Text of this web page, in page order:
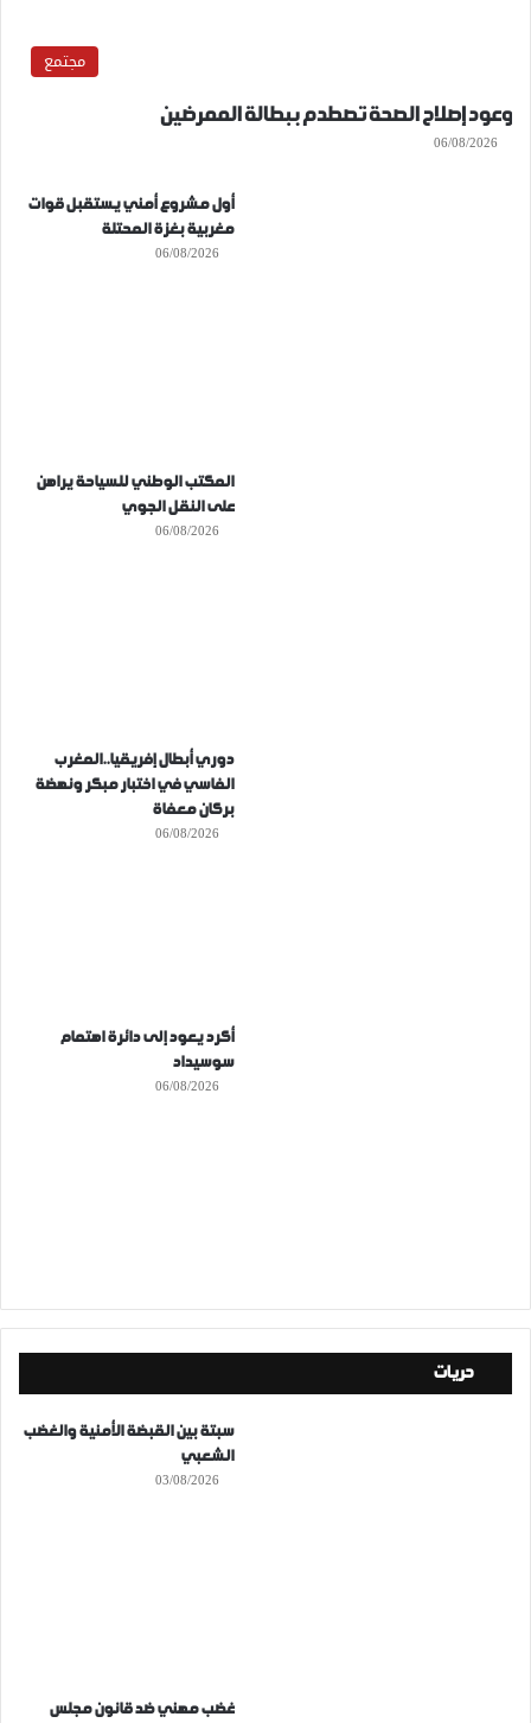
مجتمع
وعود إصلاح الصحة تصطدم ببطالة الممرضين
06/08/2026
أول مشروع أمني يستقبل قوات
مغربية بغزة المحتلة
06/08/2026
المكتب الوطني للسياحة يراهن
على النقل الجوي
06/08/2026
دوري أبطال إفريقيا..المغرب
الفاسي في اختبار مبكر ونهضة
بركان معفاة
06/08/2026
أكرد يعود إلى دائرة اهتمام
سوسيداد
06/08/2026
حريات
سبتة بين القبضة الأمنية والغضب
الشعبي
03/08/2026
غضب مهني ضد قانون مجلس